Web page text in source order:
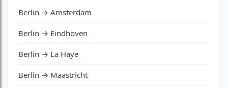
Berlin → Amsterdam
Berlin → Eindhoven
Berlin → La Haye
Berlin → Maastricht